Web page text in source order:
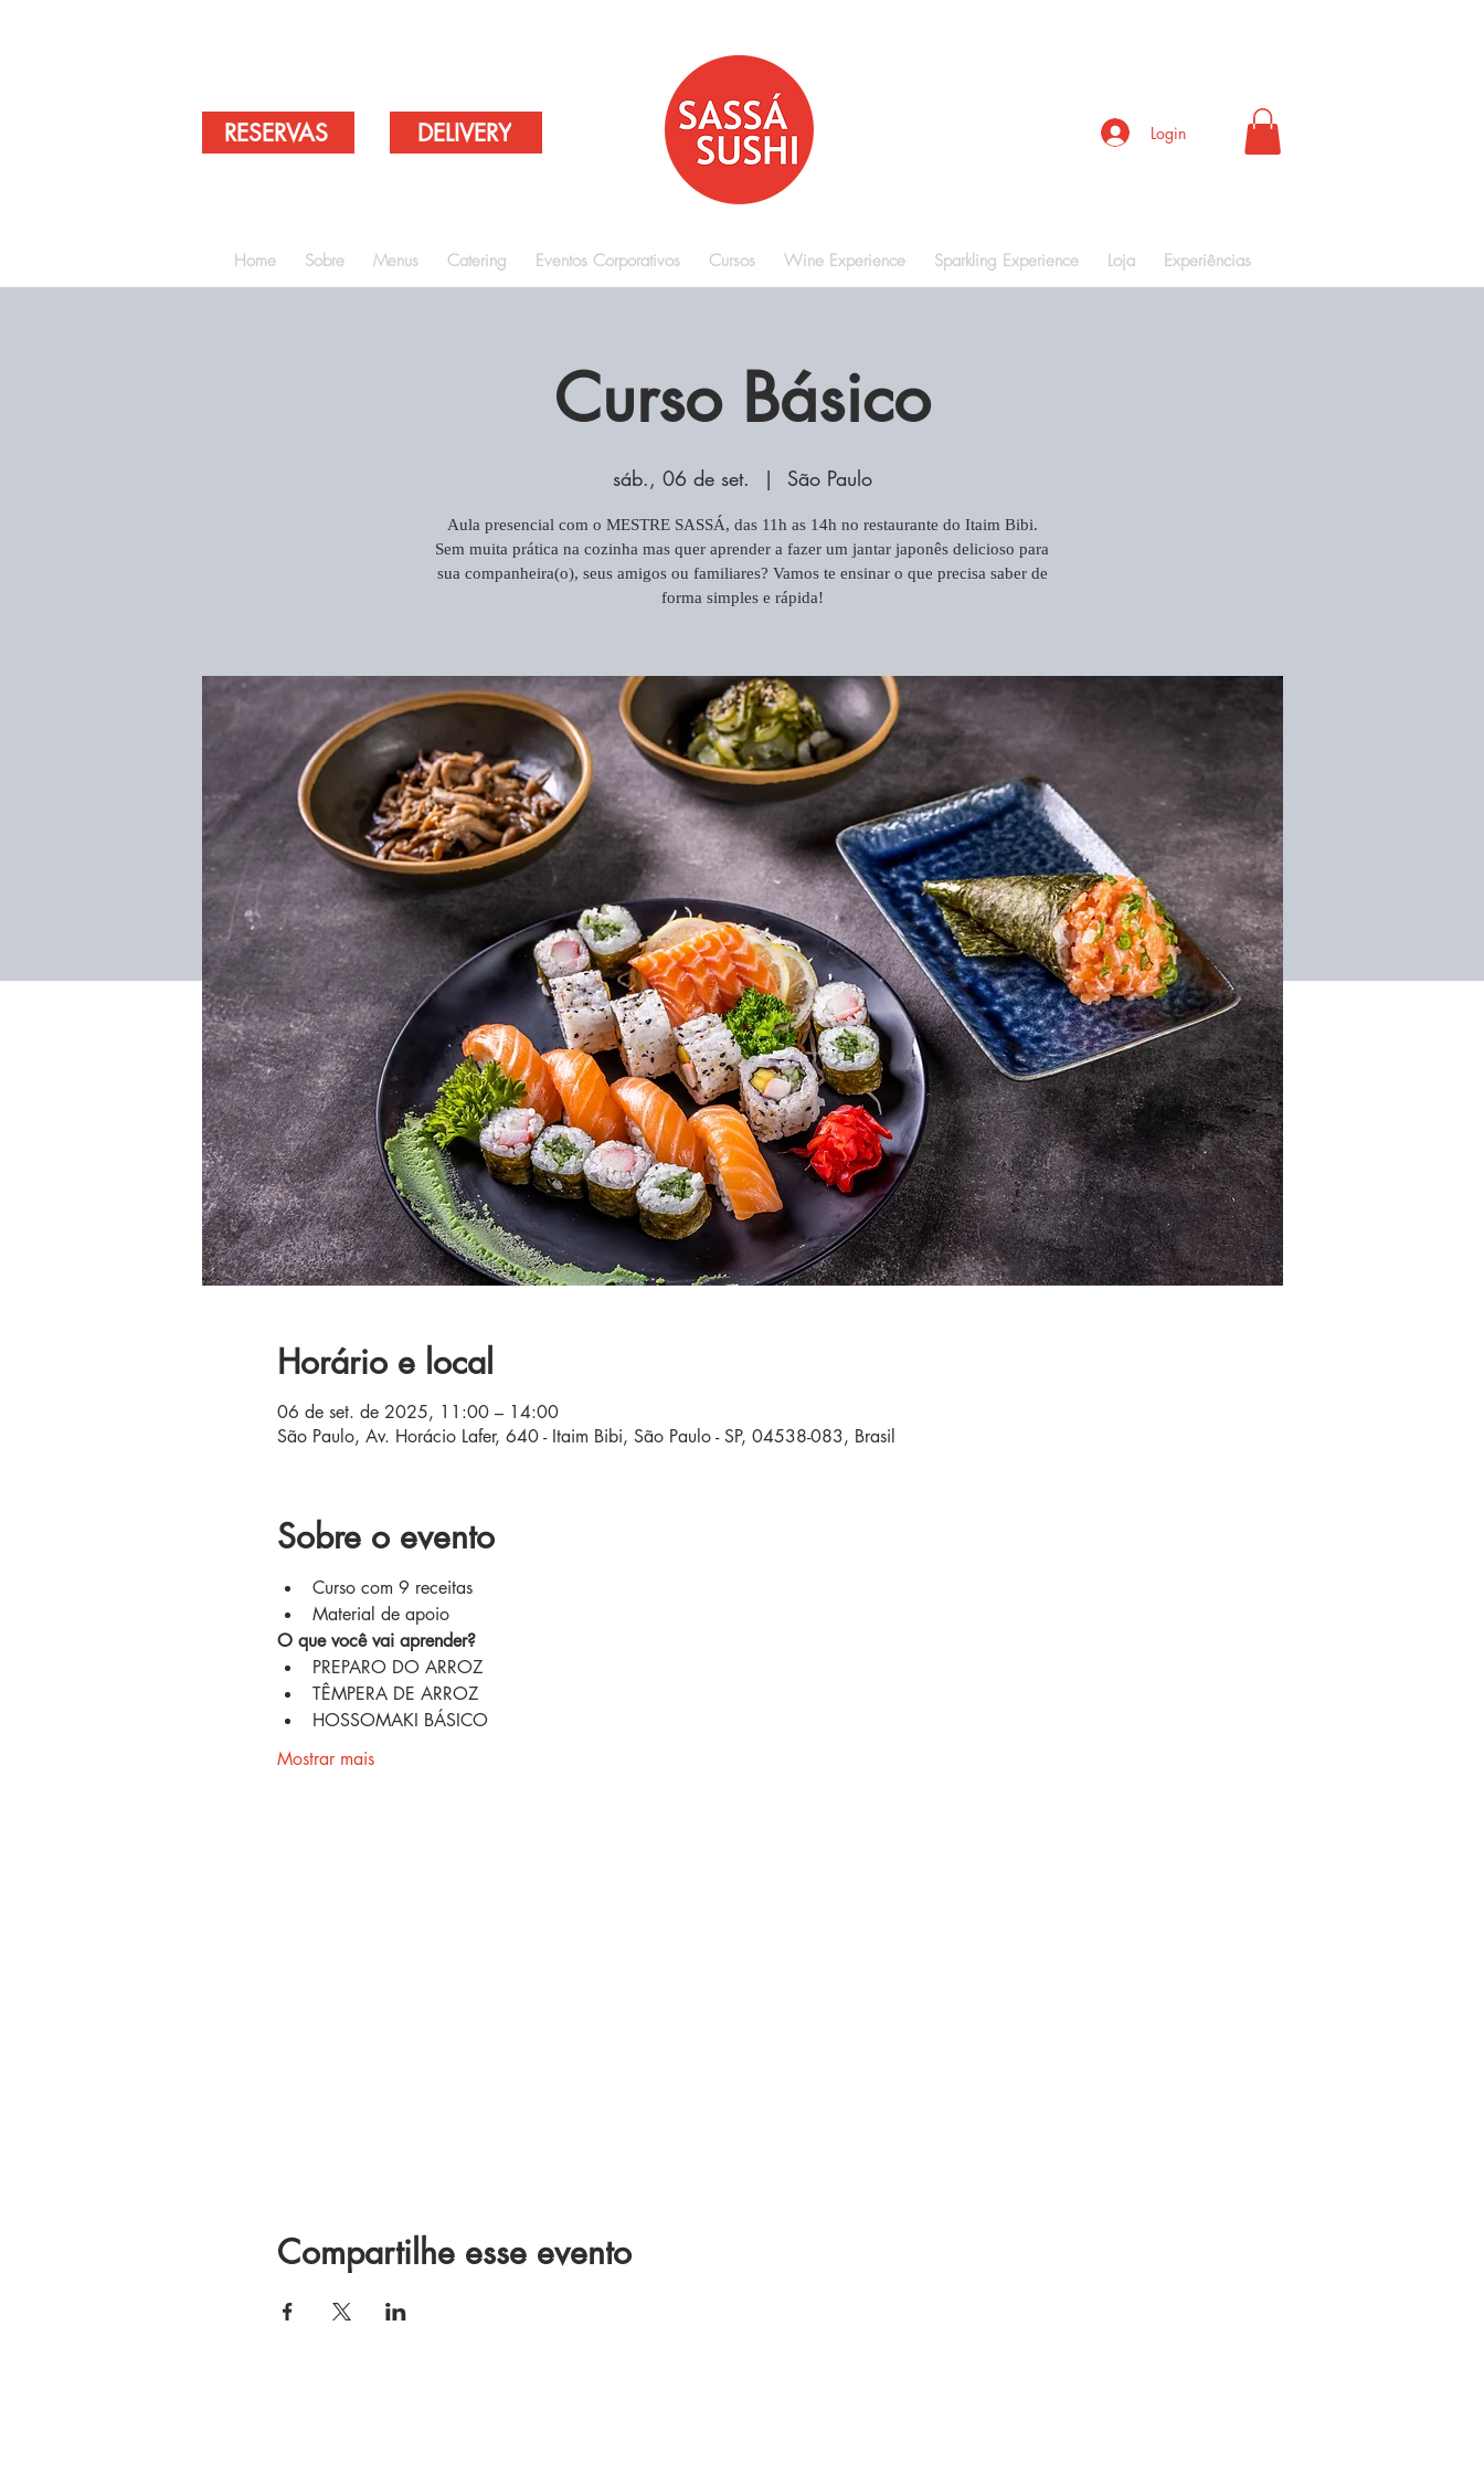
RESERVAS DELIVERY Login
Home Sobre Menus Catering Eventos Corporativos Cursos Wine Experience Sparkling Experience Loja Experiências
Curso Básico
sáb., 06 de set.
  |
São Paulo
Aula presencial com o MESTRE SASSÁ, das 11h as 14h no restaurante do Itaim Bibi.
Sem muita prática na cozinha mas quer aprender a fazer um jantar japonês delicioso para
sua companheira(o), seus amigos ou familiares? Vamos te ensinar o que precisa saber de
forma simples e rápida!
Horário e local
06 de set. de 2025, 11:00 – 14:00
São Paulo, Av. Horácio Lafer, 640 - Itaim Bibi, São Paulo - SP, 04538-083, Brasil
Sobre o evento
Curso com 9 receitas
Material de apoio
O que você vai aprender?
PREPARO DO ARROZ
TÊMPERA DE ARROZ
HOSSOMAKI BÁSICO
Mostrar mais
Compartilhe esse evento